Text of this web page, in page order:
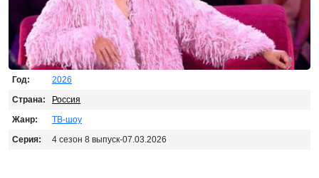
Год:
2026
Страна:
Россия
Жанр:
ТВ-шоу
Серия:
4 сезон 8 выпуск-07.03.2026